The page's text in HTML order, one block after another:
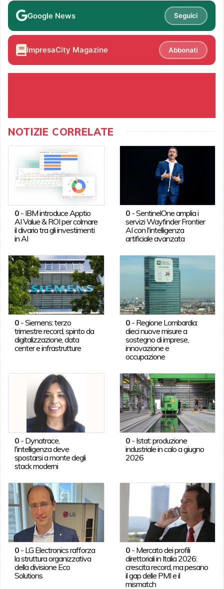
Google News Seguici
ImpresaCity Magazine Abbonati
NOTIZIE CORRELATE
0- IBM introduce Apptio
AI Value & ROI per colmare
il divario tra gli investimenti
in AI
0 -SentinelOne amplia i
servizi Wayfinder Frontier
AI con l'intelligenza
artificiale avanzata
0-Siemens: terzo
trimestre record, spinto da
digitalizzazione, data
center e infrastrutture
0 - Regione Lombardia:
dieci nuove misure a
sostegno di imprese,
innovazione e
occupazione
0- Dynatrace,
l'intelligenza deve
spostarsi a monte degli
stack moderni
0 - Istat: produzione
industriale in calo a giugno
2026
0- LG Electronics rafforza
la struttura organizzativa
della divisione Eco
Solutions
0 - Mercato dei profili
direttoriali in Italia 2026:
crescita record, ma pesano
il gap delle PMI e il
mismatch